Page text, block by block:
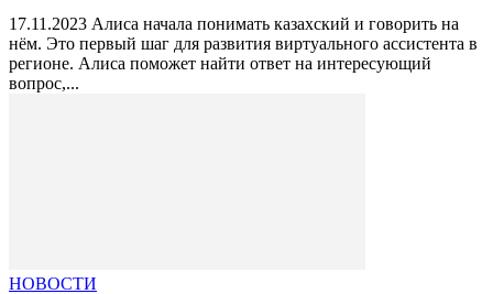
17.11.2023 Алиса начала понимать казахский и говорить на
нём. Это первый шаг для развития виртуального ассистента в
регионе. Алиса поможет найти ответ на интересующий
вопрос,...
НОВОСТИ